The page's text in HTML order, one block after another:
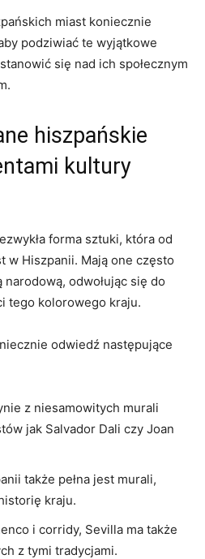
miast koniecznie
podziwiać te wyjątkowe
się nad ich społecznym
hiszpańskie
kultury
forma sztuki, która od
w Hiszpanii. Mają one często
odwołując się do
tego kolorowego kraju.
odwiedź następujące
z niesamowitych murali
jak Salvador Dali czy Joan
także pełna jest murali,
kraju.
i corridy, Sevilla ma także
z tymi tradycjami.